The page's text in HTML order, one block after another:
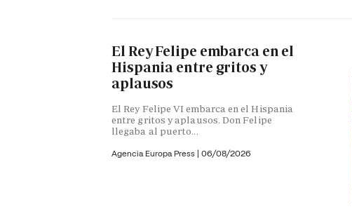
El Rey Felipe embarca en el
Hispania entre gritos y
aplausos
El Rey Felipe VI embarca en el Hispania
entre gritos y aplausos. Don Felipe
llegaba al puerto...
Agencia Europa Press | 06/08/2026